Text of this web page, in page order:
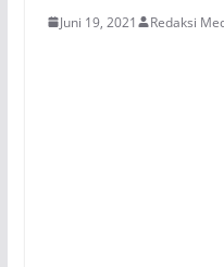
Juni 19, 2021 Redaksi